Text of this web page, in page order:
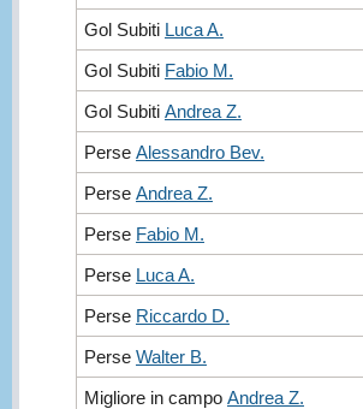
Gol Subiti Luca A.
Gol Subiti Fabio M.
Gol Subiti Andrea Z.
Perse Alessandro Bev.
Perse Andrea Z.
Perse Fabio M.
Perse Luca A.
Perse Riccardo D.
Perse Walter B.
Migliore in campo Andrea Z.